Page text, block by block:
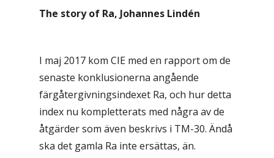
The story of Ra, Johannes Lindén
I maj 2017 kom CIE med en rapport om de
senaste konklusionerna angående
färgåtergivningsindexet Ra, och hur detta
index nu kompletterats med några av de
åtgärder som även beskrivs i TM-30. Ändå
ska det gamla Ra inte ersättas, än.